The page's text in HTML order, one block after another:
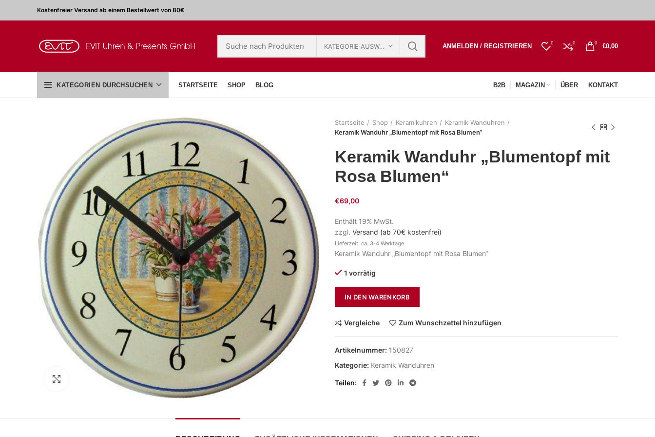
Kostenfreier Versand ab einem Bestellwert von 80€
KATEGORIE AUSWÄHLEN ANMELDEN / REGISTRIEREN 0 0 0 €0,00
KATEGORIEN DURCHSUCHEN STARTSEITE SHOP BLOG B2B MAGAZIN ÜBER KONTAKT
Zum Vergrößern klicken
Startseite Shop Keramikuhren
Keramik Wanduhren
Keramik Wanduhr „Blumentopf mit Rosa Blumen“
Keramik Wanduhr „Blumentopf mit
Rosa Blumen“
€69,00
Enthält 19% MwSt.
zzgl. Versand (ab 70€ kostenfrei)
Lieferzeit: ca. 3-4 Werktage
Keramik Wanduhr „Blumentopf mit Rosa Blumen“
1 vorrätig
IN DEN WARENKORB
Vergleiche Zum Wunschzettel hinzufügen
Artikelnummer: 150827
Kategorie: Keramik Wanduhren
Teilen